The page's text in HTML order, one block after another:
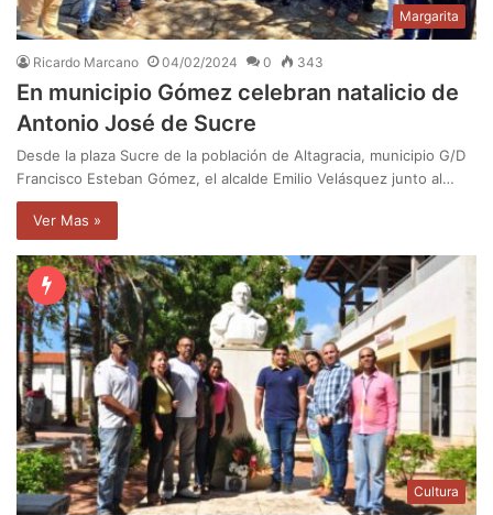
Margarita
Ricardo Marcano 04/02/2024 0 343
En municipio Gómez celebran natalicio de
Antonio José de Sucre
Desde la plaza Sucre de la población de Altagracia, municipio G/D
Francisco Esteban Gómez, el alcalde Emilio Velásquez junto al…
Ver Mas »
Cultura